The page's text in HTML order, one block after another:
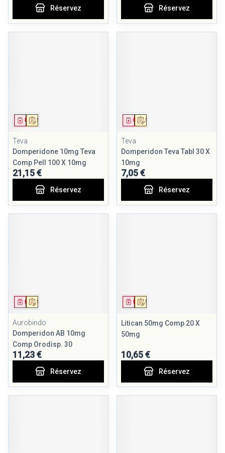
Réservez Réservez
Sur prescription
Médicament
Teva
Domperidone 10mg Teva
Comp Pell 100 X 10mg
21,15 €
Réservez
Sur prescription
Médicament
Teva
Domperidon Teva Tabl 30 X
10mg
7,05 €
Réservez
Sur prescription
Médicament
Aurobindo
Domperidon AB 10mg
Comp Orodisp. 30
11,23 €
Réservez
Sur prescription
Médicament
Litican 50mg Comp 20 X
50mg
10,65 €
Réservez